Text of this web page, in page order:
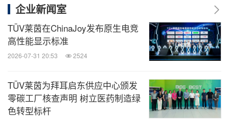
研讨会同期，TÜV莱茵举行了多场签约仪式。TÜV莱
茵分别与Climate Impact Corporation（CIC）、极电
光能、赫里欧、TCL中环达成战略合作，将围绕氢
能、光伏和储能领域的前沿技术研究与产品检测认证
此外，TÜV莱茵为CIC联合创始人兼董事总经理杨浩
企业新闻室
TÜV莱茵在ChinaJoy发布原生电竞
高性能显示标准
2026-07-31 20:53 2524
TÜV莱茵为拜耳启东供应中心颁发
零碳工厂核查声明 树立医药制造绿
色转型标杆